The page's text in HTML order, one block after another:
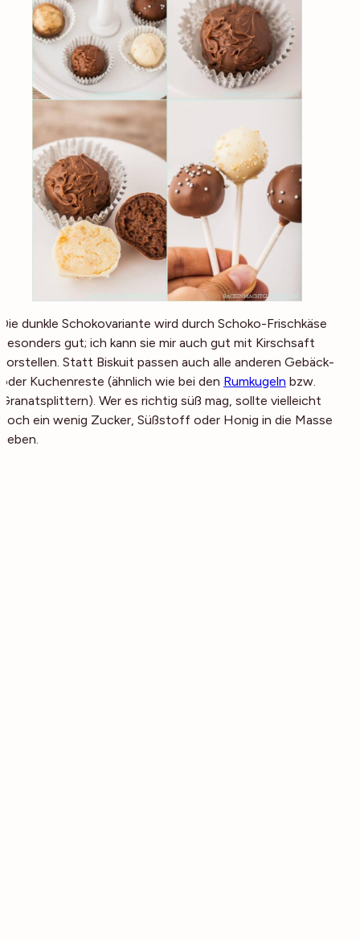
Die dunkle Schokovariante wird durch Schoko-Frischkäse
besonders gut; ich kann sie mir auch gut mit Kirschsaft
vorstellen. Statt Biskuit passen auch alle anderen Gebäck-
oder Kuchenreste (ähnlich wie bei den Rumkugeln bzw.
Granatsplittern). Wer es richtig süß mag, sollte vielleicht
noch ein wenig Zucker, Süßstoff oder Honig in die Masse
geben.